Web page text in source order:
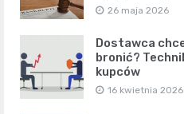
26 maja 2026
Dostawca
bronić?
kupców
16 kwietnia 2026